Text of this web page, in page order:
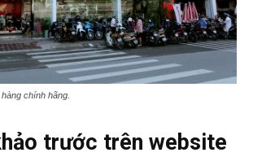
chính hãng
trước trên website